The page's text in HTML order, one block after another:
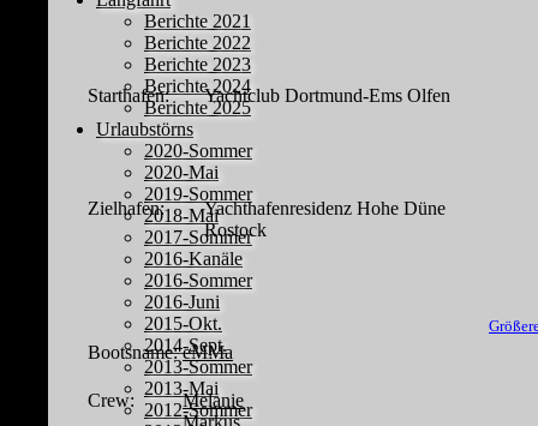
Berichte 2021
Berichte 2022
Berichte 2023
Berichte 2024
Berichte 2025
Urlaubstörns
2020-Sommer
2020-Mai
2019-Sommer
2018-Mai
2017-Sommer
2016-Kanäle
2016-Sommer
2016-Juni
2015-Okt.
2014-Sept.
2013-Sommer
2013-Mai
2012-Sommer
Starthafen: Yachtclub Dortmund-Ems Olfen
Zielhafen:
Yachthafenresidenz Hohe Düne
Rostock
Bootsname: eMMa
Crew:
Melanie
Markus